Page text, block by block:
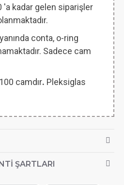
'a kadar gelen siparişler
conta, o-ring
Sadece cam
camdır. Pleksiglas
ŞARTLARI